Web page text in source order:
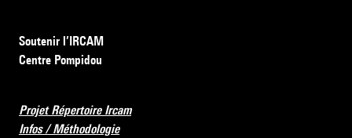
Soutenir l’IRCAM
Centre Pompidou
Projet Répertoire Ircam
Infos / Méthodologie